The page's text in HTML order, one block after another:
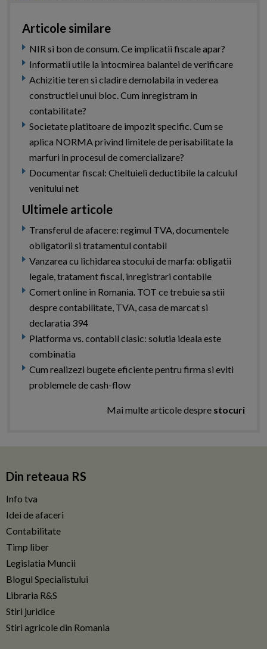
Articole similare
NIR si bon de consum. Ce implicatii fiscale apar?
Informatii utile la intocmirea balantei de verificare
Achizitie teren si cladire demolabila in vederea
constructiei unui bloc. Cum inregistram in
contabilitate?
Societate platitoare de impozit specific. Cum se
aplica NORMA privind limitele de perisabilitate la
marfuri in procesul de comercializare?
Documentar fiscal: Cheltuieli deductibile la calculul
venitului net
Ultimele articole
Transferul de afacere: regimul TVA, documentele
obligatorii si tratamentul contabil
Vanzarea cu lichidarea stocului de marfa: obligatii
legale, tratament fiscal, inregistrari contabile
Comert online in Romania. TOT ce trebuie sa stii
despre contabilitate, TVA, casa de marcat si
declaratia 394
Platforma vs. contabil clasic: solutia ideala este
combinatia
Cum realizezi bugete eficiente pentru firma si eviti
problemele de cash-flow
Mai multe articole despre stocuri
Din reteaua RS
Info tva
Idei de afaceri
Contabilitate
Timp liber
Legislatia Muncii
Blogul Specialistului
Libraria R&S
Stiri juridice
Stiri agricole din Romania